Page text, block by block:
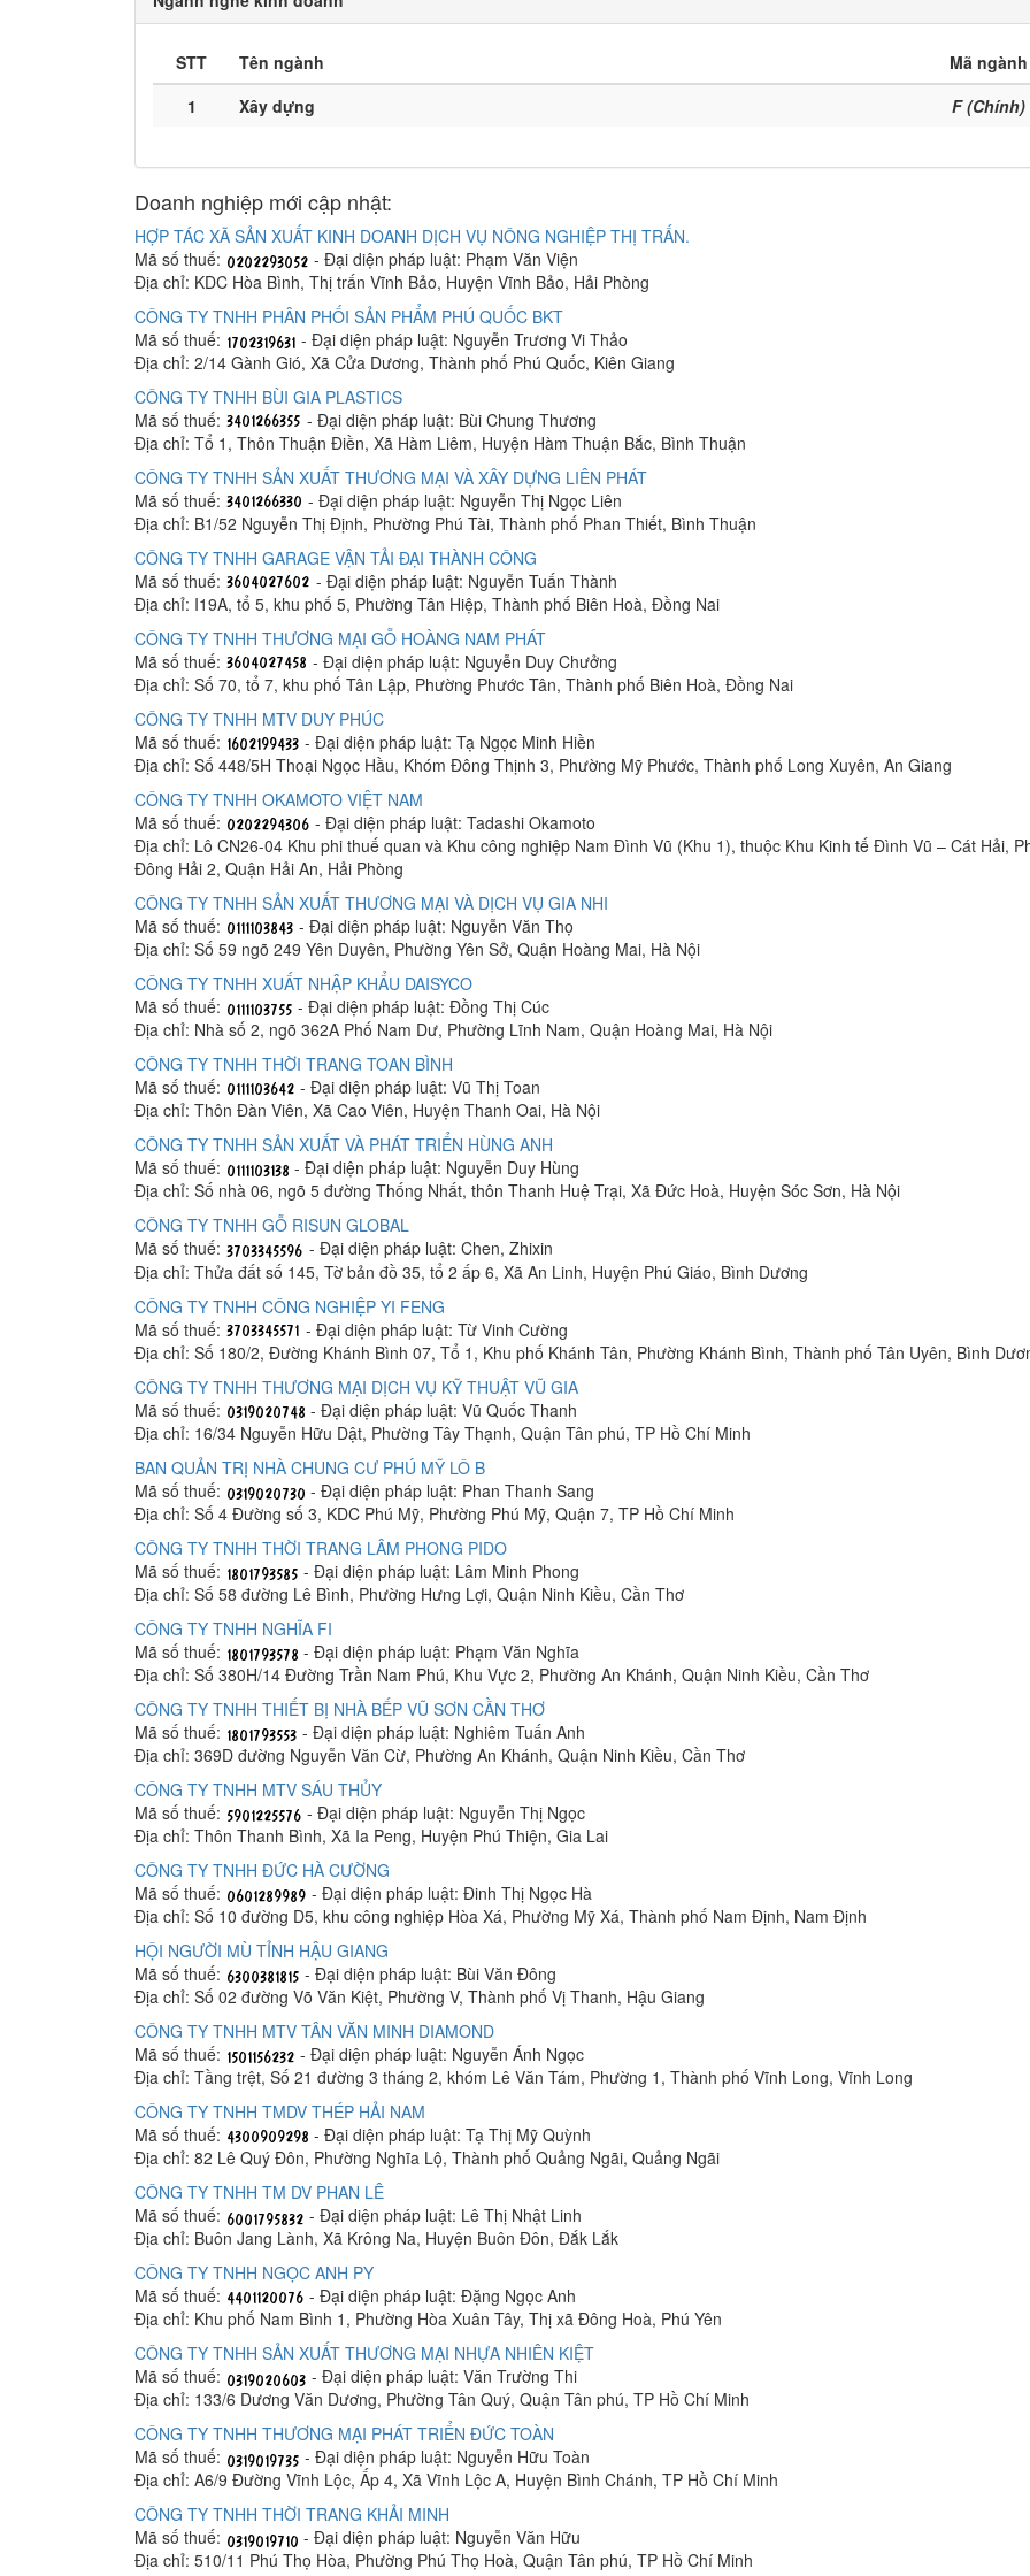
STT Tên ngành
Mã ngành
1
Xây dựng F (Chính)
Doanh nghiệp mới cập nhật:
HỢP TÁC XÃ SẢN XUẤT KINH DOANH DỊCH VỤ NÔNG NGHIỆP THỊ TRẤN.
Mã số thuế:
- Đại diện pháp luật: Phạm Văn Viện
Địa chỉ: KDC Hòa Bình, Thị trấn Vĩnh Bảo, Huyện Vĩnh Bảo, Hải Phòng
CÔNG TY TNHH PHÂN PHỐI SẢN PHẨM PHÚ QUỐC BKT
Mã số thuế:
- Đại diện pháp luật: Nguyễn Trương Vi Thảo
Địa chỉ: 2/14 Gành Gió, Xã Cửa Dương, Thành phố Phú Quốc, Kiên Giang
CÔNG TY TNHH BÙI GIA PLASTICS
Mã số thuế:
- Đại diện pháp luật: Bùi Chung Thương
Địa chỉ: Tổ 1, Thôn Thuận Điền, Xã Hàm Liêm, Huyện Hàm Thuận Bắc, Bình Thuận
CÔNG TY TNHH SẢN XUẤT THƯƠNG MẠI VÀ XÂY DỰNG LIÊN PHÁT
Mã số thuế:
- Đại diện pháp luật: Nguyễn Thị Ngọc Liên
Địa chỉ: B1/52 Nguyễn Thị Định, Phường Phú Tài, Thành phố Phan Thiết, Bình Thuận
CÔNG TY TNHH GARAGE VẬN TẢI ĐẠI THÀNH CÔNG
Mã số thuế:
- Đại diện pháp luật: Nguyễn Tuấn Thành
Địa chỉ: I19A, tổ 5, khu phố 5, Phường Tân Hiệp, Thành phố Biên Hoà, Đồng Nai
CÔNG TY TNHH THƯƠNG MẠI GỖ HOÀNG NAM PHÁT
Mã số thuế:
- Đại diện pháp luật: Nguyễn Duy Chưởng
Địa chỉ: Số 70, tổ 7, khu phố Tân Lập, Phường Phước Tân, Thành phố Biên Hoà, Đồng Nai
CÔNG TY TNHH MTV DUY PHÚC
Mã số thuế:
- Đại diện pháp luật: Tạ Ngọc Minh Hiền
Địa chỉ: Số 448/5H Thoại Ngọc Hầu, Khóm Đông Thịnh 3, Phường Mỹ Phước, Thành phố Long Xuyên, An Giang
CÔNG TY TNHH OKAMOTO VIỆT NAM
Mã số thuế:
- Đại diện pháp luật: Tadashi Okamoto
Địa chỉ: Lô CN26-04 Khu phi thuế quan và Khu công nghiệp Nam Đình Vũ (Khu 1), thuộc Khu Kinh tế Đình Vũ – Cát Hải,
Đông Hải 2, Quận Hải An, Hải Phòng
CÔNG TY TNHH SẢN XUẤT THƯƠNG MẠI VÀ DỊCH VỤ GIA NHI
Mã số thuế:
- Đại diện pháp luật: Nguyễn Văn Thọ
Địa chỉ: Số 59 ngõ 249 Yên Duyên, Phường Yên Sở, Quận Hoàng Mai, Hà Nội
CÔNG TY TNHH XUẤT NHẬP KHẨU DAISYCO
Mã số thuế:
- Đại diện pháp luật: Đồng Thị Cúc
Địa chỉ: Nhà số 2, ngõ 362A Phố Nam Dư, Phường Lĩnh Nam, Quận Hoàng Mai, Hà Nội
CÔNG TY TNHH THỜI TRANG TOAN BÌNH
Mã số thuế:
- Đại diện pháp luật: Vũ Thị Toan
Địa chỉ: Thôn Đàn Viên, Xã Cao Viên, Huyện Thanh Oai, Hà Nội
CÔNG TY TNHH SẢN XUẤT VÀ PHÁT TRIỂN HÙNG ANH
Mã số thuế:
- Đại diện pháp luật: Nguyễn Duy Hùng
Địa chỉ: Số nhà 06, ngõ 5 đường Thống Nhất, thôn Thanh Huệ Trại, Xã Đức Hoà, Huyện Sóc Sơn, Hà Nội
CÔNG TY TNHH GỖ RISUN GLOBAL
Mã số thuế:
- Đại diện pháp luật: Chen, Zhixin
Địa chỉ: Thửa đất số 145, Tờ bản đồ 35, tổ 2 ấp 6, Xã An Linh, Huyện Phú Giáo, Bình Dương
CÔNG TY TNHH CÔNG NGHIỆP YI FENG
Mã số thuế:
- Đại diện pháp luật: Từ Vinh Cường
Địa chỉ: Số 180/2, Đường Khánh Bình 07, Tổ 1, Khu phố Khánh Tân, Phường Khánh Bình, Thành phố Tân Uyên, Bình
CÔNG TY TNHH THƯƠNG MẠI DỊCH VỤ KỸ THUẬT VŨ GIA
Mã số thuế:
- Đại diện pháp luật: Vũ Quốc Thanh
Địa chỉ: 16/34 Nguyễn Hữu Dật, Phường Tây Thạnh, Quận Tân phú, TP Hồ Chí Minh
BAN QUẢN TRỊ NHÀ CHUNG CƯ PHÚ MỸ LÔ B
Mã số thuế:
- Đại diện pháp luật: Phan Thanh Sang
Địa chỉ: Số 4 Đường số 3, KDC Phú Mỹ, Phường Phú Mỹ, Quận 7, TP Hồ Chí Minh
CÔNG TY TNHH THỜI TRANG LÂM PHONG PIDO
Mã số thuế:
- Đại diện pháp luật: Lâm Minh Phong
Địa chỉ: Số 58 đường Lê Bình, Phường Hưng Lợi, Quận Ninh Kiều, Cần Thơ
CÔNG TY TNHH NGHĨA FI
Mã số thuế:
- Đại diện pháp luật: Phạm Văn Nghĩa
Địa chỉ: Số 380H/14 Đường Trần Nam Phú, Khu Vực 2, Phường An Khánh, Quận Ninh Kiều, Cần Thơ
CÔNG TY TNHH THIẾT BỊ NHÀ BẾP VŨ SƠN CẦN THƠ
Mã số thuế:
- Đại diện pháp luật: Nghiêm Tuấn Anh
Địa chỉ: 369D đường Nguyễn Văn Cừ, Phường An Khánh, Quận Ninh Kiều, Cần Thơ
CÔNG TY TNHH MTV SÁU THỦY
Mã số thuế:
- Đại diện pháp luật: Nguyễn Thị Ngọc
Địa chỉ: Thôn Thanh Bình, Xã Ia Peng, Huyện Phú Thiện, Gia Lai
CÔNG TY TNHH ĐỨC HÀ CƯỜNG
Mã số thuế:
- Đại diện pháp luật: Đinh Thị Ngọc Hà
Địa chỉ: Số 10 đường D5, khu công nghiệp Hòa Xá, Phường Mỹ Xá, Thành phố Nam Định, Nam Định
HỘI NGƯỜI MÙ TỈNH HẬU GIANG
Mã số thuế:
- Đại diện pháp luật: Bùi Văn Đông
Địa chỉ: Số 02 đường Võ Văn Kiệt, Phường V, Thành phố Vị Thanh, Hậu Giang
CÔNG TY TNHH MTV TÂN VĂN MINH DIAMOND
Mã số thuế:
- Đại diện pháp luật: Nguyễn Ánh Ngọc
Địa chỉ: Tầng trệt, Số 21 đường 3 tháng 2, khóm Lê Văn Tám, Phường 1, Thành phố Vĩnh Long, Vĩnh Long
CÔNG TY TNHH TMDV THÉP HẢI NAM
Mã số thuế:
- Đại diện pháp luật: Tạ Thị Mỹ Quỳnh
Địa chỉ: 82 Lê Quý Đôn, Phường Nghĩa Lộ, Thành phố Quảng Ngãi, Quảng Ngãi
CÔNG TY TNHH TM DV PHAN LÊ
Mã số thuế:
- Đại diện pháp luật: Lê Thị Nhật Linh
Địa chỉ: Buôn Jang Lành, Xã Krông Na, Huyện Buôn Đôn, Đắk Lắk
CÔNG TY TNHH NGỌC ANH PY
Mã số thuế:
- Đại diện pháp luật: Đặng Ngọc Anh
Địa chỉ: Khu phố Nam Bình 1, Phường Hòa Xuân Tây, Thị xã Đông Hoà, Phú Yên
CÔNG TY TNHH SẢN XUẤT THƯƠNG MẠI NHỰA NHIÊN KIỆT
Mã số thuế:
- Đại diện pháp luật: Văn Trường Thi
Địa chỉ: 133/6 Dương Văn Dương, Phường Tân Quý, Quận Tân phú, TP Hồ Chí Minh
CÔNG TY TNHH THƯƠNG MẠI PHÁT TRIỂN ĐỨC TOÀN
Mã số thuế:
- Đại diện pháp luật: Nguyễn Hữu Toàn
Địa chỉ: A6/9 Đường Vĩnh Lộc, Ấp 4, Xã Vĩnh Lộc A, Huyện Bình Chánh, TP Hồ Chí Minh
CÔNG TY TNHH THỜI TRANG KHẢI MINH
Mã số thuế:
- Đại diện pháp luật: Nguyễn Văn Hữu
Địa chỉ: 510/11 Phú Thọ Hòa, Phường Phú Thọ Hoà, Quận Tân phú, TP Hồ Chí Minh